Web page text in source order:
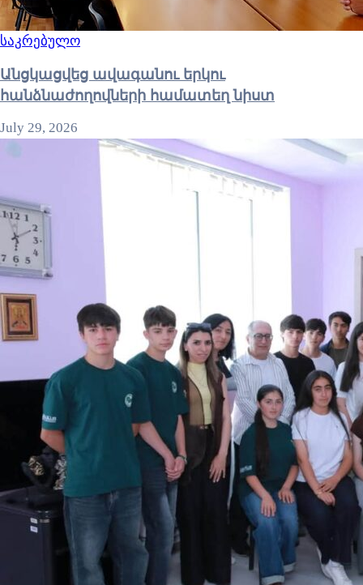
საკრებულო
Անցկացվեց ավագանու երկու
հանձնաժողովների համատեղ նիստ
July 29, 2026